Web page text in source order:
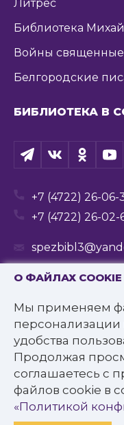
О ФАЙЛАХ
Мы применяем
удобства
Продолжая
соглашаетесь с
файлов cookie в
«Политикой
Литрес
Библиотека
Войны
Белгородские
БИБЛИОТЕКА В
+7 (4722) 26-06-
+7 (4722) 26-02-
© 2016—2022
учреждение
«Белгородская
библиотека для
Все права
Политика